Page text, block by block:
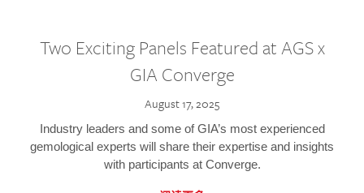
Two Exciting Panels Featured at AGS x
GIA Converge
August 17, 2025
Industry leaders and some of GIA’s most experienced
gemological experts will share their expertise and insights
with participants at Converge.